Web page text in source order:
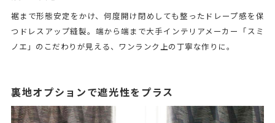
裾まで形態安定をかけ、何度開け閉めしても整ったドレープ感を保
つドレスアップ縫製。端から端まで大手インテリアメーカー「スミ
ノエ」のこだわりが見える、ワンランク上の丁寧な作りに。
裏地オプションで遮光性をプラス